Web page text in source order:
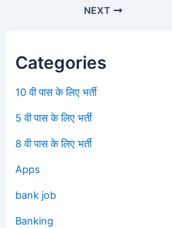
NEXT
Categories
10 वी पास के लिए भर्ती
5 वी पास के लिए भर्ती
8 वी पास के लिए भर्ती
Apps
bank job
Banking